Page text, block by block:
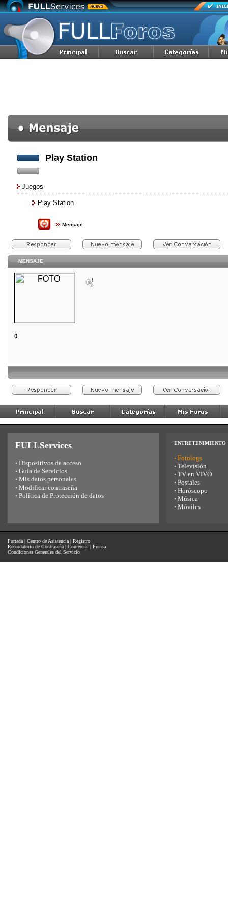
Play Station
Juegos
Play Station
Mensaje
MENSAJE
()
FULLServices
· Dispositivos de acceso
· Guía de Servicios
· Mis datos personales
· Modificar contraseña
· Política de Protección de datos
ENTRETENIMIENTO
· Fotologs
· Televisión
· TV en VIVO
· Postales
· Horóscopo
· Música
· Móviles
Portada | Centro de Asistencia | Registro
Recordatorio de Contraseña | Comercial | Prensa
Condiciones Generales del Servicio